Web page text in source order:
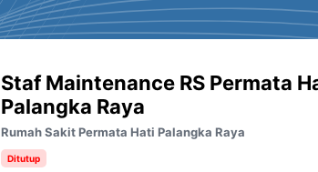
Staf Maintenance RS Permata
Palangka Raya
Rumah Sakit Permata Hati Palangka Raya
Ditutup